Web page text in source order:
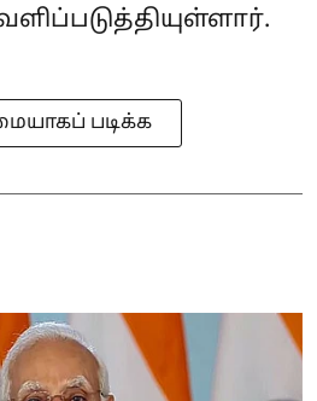
படிக்க